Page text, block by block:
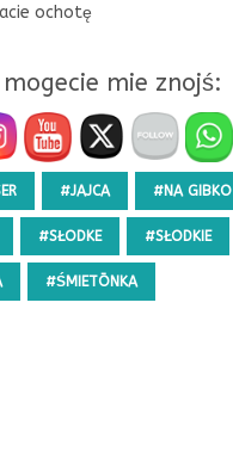
ochotę
mie znojś:
#JAJCA #NA GIBKO
#SŁODKE #SŁODKIE
#ŚMIETŌNKA